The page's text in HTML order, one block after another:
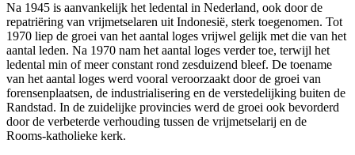
Na 1945 is aanvankelijk het ledental in Nederland, ook door de
repatriëring van vrijmetselaren uit Indonesië, sterk toegenomen. Tot
1970 liep de groei van het aantal loges vrijwel gelijk met die van het
aantal leden. Na 1970 nam het aantal loges verder toe, terwijl het
ledental min of meer constant rond zesduizend bleef. De toename
van het aantal loges werd vooral veroorzaakt door de groei van
forensenplaatsen, de industrialisering en de verstedelijking buiten de
Randstad. In de zuidelijke provincies werd de groei ook bevorderd
door de verbeterde verhouding tussen de vrijmetselarij en de
Rooms-katholieke kerk.